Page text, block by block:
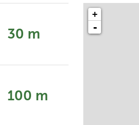
30 m
100 m
+
-